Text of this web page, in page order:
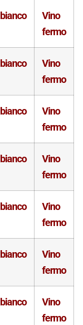
bianco
Vino
fermo
bianco
Vino
fermo
bianco
Vino
fermo
bianco
Vino
fermo
bianco
Vino
fermo
bianco
Vino
fermo
bianco
Vino
fermo